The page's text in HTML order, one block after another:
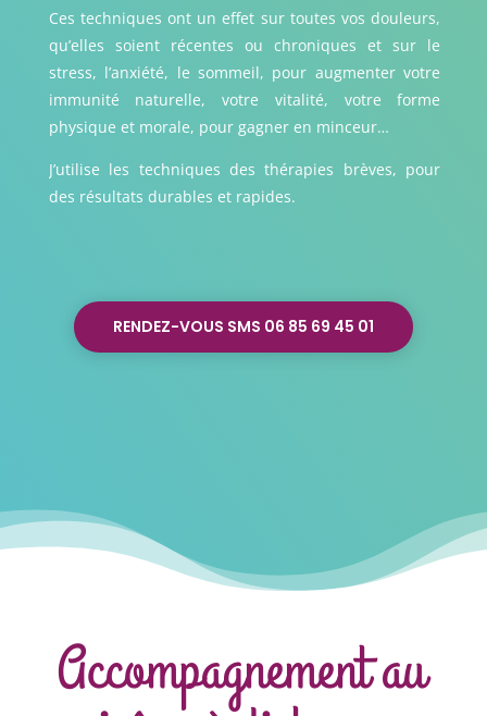
Ces techniques ont un effet sur toutes vos douleurs,
qu’elles soient récentes ou chroniques et sur le
stress, l’anxiété, le sommeil, pour augmenter votre
immunité naturelle, votre vitalité, votre forme
physique et morale, pour gagner en minceur…
J’utilise les techniques des thérapies brèves, pour
des résultats durables et rapides.
RENDEZ-VOUS SMS 06 85 69 45 01
Accompagnement au